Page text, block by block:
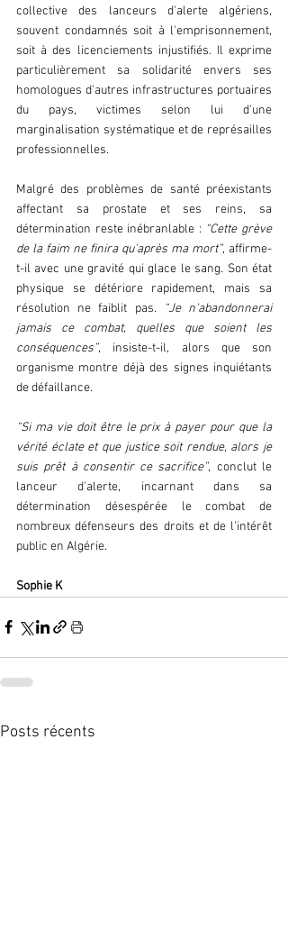
collective des lanceurs d'alerte algériens,
souvent condamnés soit à l'emprisonnement,
soit à des licenciements injustifiés. Il exprime
particulièrement sa solidarité envers ses
homologues d'autres infrastructures portuaires
du pays, victimes selon lui d'une
marginalisation systématique et de représailles
professionnelles.
Malgré des problèmes de santé préexistants
affectant sa prostate et ses reins, sa
détermination reste inébranlable : “Cette grève
de la faim ne finira qu'après ma mort”, affirme-
t-il avec une gravité qui glace le sang. Son état
physique se détériore rapidement, mais sa
résolution ne faiblit pas.
“Je n'abandonnerai
jamais ce combat, quelles que soient les
conséquences”, insiste-t-il, alors que son
organisme montre déjà des signes inquiétants
de défaillance.
“Si ma vie doit être le prix à payer pour que la
vérité éclate et que justice soit rendue, alors je
suis prêt à consentir ce sacrifice”, conclut le
lanceur d'alerte, incarnant dans sa
détermination désespérée le combat de
nombreux défenseurs des droits et de l'intérêt
public en Algérie.
Sophie K
Posts récents